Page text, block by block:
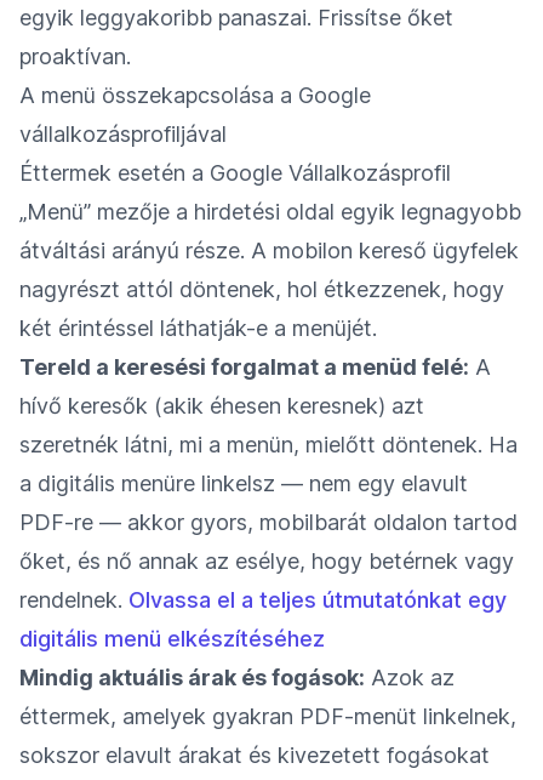
egyik leggyakoribb panaszai. Frissítse őket
proaktívan.
A menü összekapcsolása a Google
vállalkozásprofiljával
Éttermek esetén a Google Vállalkozásprofil
„Menü” mezője a hirdetési oldal egyik legnagyobb
átváltási arányú része. A mobilon kereső ügyfelek
nagyrészt attól döntenek, hol étkezzenek, hogy
két érintéssel láthatják-e a menüjét.
Tereld a keresési forgalmat a menüd felé: A
hívő keresők (akik éhesen keresnek) azt
szeretnék látni, mi a menün, mielőtt döntenek. Ha
a digitális menüre linkelsz — nem egy elavult
PDF-re — akkor gyors, mobilbarát oldalon tartod
őket, és nő annak az esélye, hogy betérnek vagy
rendelnek. Olvassa el a teljes útmutatónkat egy
digitális menü elkészítéséhez
Mindig aktuális árak és fogások: Azok az
éttermek, amelyek gyakran PDF-menüt linkelnek,
sokszor elavult árakat és kivezetett fogásokat